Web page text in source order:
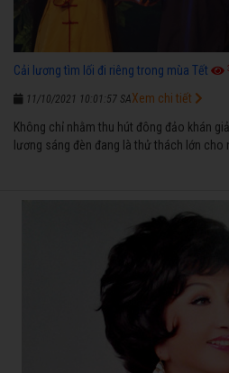
Cải lương tìm lối đi riêng trong mùa Tết
11/10/2021 10:01:57 SA
Không chỉ nhằm thu hút đông đảo khán
lương sáng đèn đang là thử thách lớn cho
Xem chi tiết